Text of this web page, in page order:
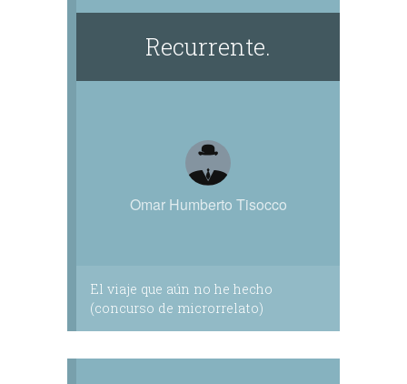
Recurrente.
Omar Humberto Tisocco
El viaje que aún no he hecho
(concurso de microrrelato)